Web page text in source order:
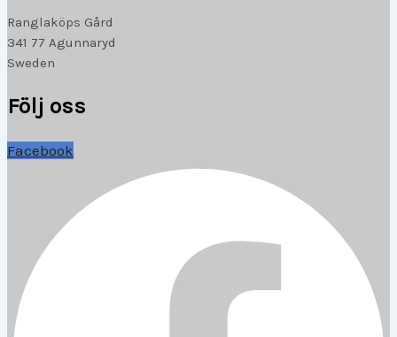
Ranglaköps Gård
341 77 Agunnaryd
Sweden
Följ oss
Facebook